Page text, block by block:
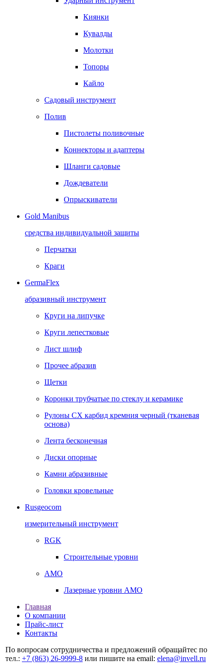
Киянки
Кувалды
Молотки
Топоры
Кайло
Садовый инструмент
Полив
Пистолеты поливочные
Коннекторы и адаптеры
Шланги садовые
Дождеватели
Опрыскиватели
Gold Manibus
средства индивидуальной защиты
Перчатки
Краги
GermaFlex
абразивный инструмент
Круги на липучке
Круги лепестковые
Лист шлиф
Прочее абразив
Щетки
Коронки трубчатые по стеклу и керамике
Рулоны CX карбид кремния черный (тканевая
основа)
Лента бесконечная
Диски опорные
Камни абразивные
Головки кровельные
Rusgeocom
измерительный инструмент
RGK
Строительные уровни
AMO
Лазерные уровни AMO
Главная
О компании
Прайс-лист
Контакты
По вопросам сотрудничества и предложений обращайтес по
тел.: +7 (863) 26‐9999‐8 или пишите на email: elena@invell.ru